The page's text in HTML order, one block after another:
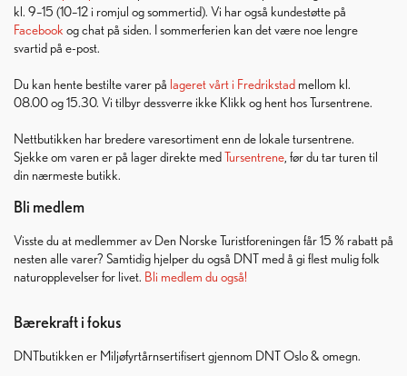
kl. 9–15 (10–12 i romjul og sommertid). Vi har også kundestøtte på
Facebook og chat på siden. I sommerferien kan det være noe lengre
svartid på e-post.
Du kan hente bestilte varer på lageret vårt i Fredrikstad mellom kl.
08.00 og 15.30. Vi tilbyr dessverre ikke Klikk og hent hos Tursentrene.
Nettbutikken har bredere varesortiment enn de lokale tursentrene.
Sjekke om varen er på lager direkte medTursentrene, før du tar turen til
din nærmeste butikk.
Bli medlem
Visste du at medlemmer av Den Norske Turistforeningen får 15 % rabatt på
nesten alle varer? Samtidig hjelper du også DNT med å gi flest mulig folk
naturopplevelser for livet. Bli medlem du også!
Bærekraft i fokus
DNTbutikken er Miljøfyrtårnsertifisert gjennom DNT Oslo & omegn.